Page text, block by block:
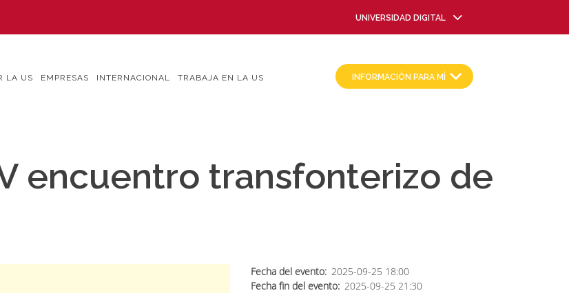
UNIVERSIDAD DIGITAL
LA US EMPRESAS INTERNACIONAL TRABAJA EN LA US INFORMACIÓN PARA MÍ
encuentro transfonterizo de
Fecha del evento 2025-09-25 18:00
Fecha fin del evento 2025-09-25 21:30